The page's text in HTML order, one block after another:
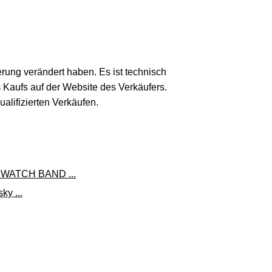
verändert haben. Es ist technisch
auf der Website des Verkäufers.
Verkäufen.
BAND ...
...